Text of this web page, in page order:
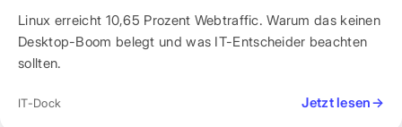
Linux erreicht 10,65 Prozent Webtraffic. Warum das keinen
Desktop-Boom belegt und was IT-Entscheider beachten
sollten.
IT-Dock Jetzt lesen→